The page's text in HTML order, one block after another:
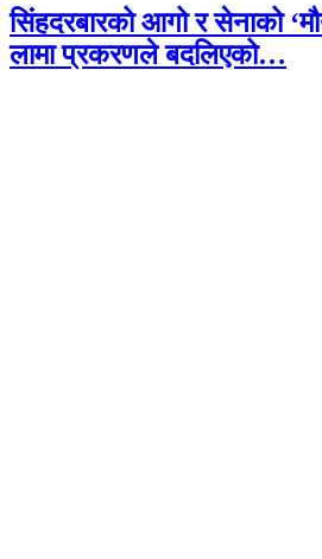
सिंहदरबारको आगो र सेनाको
लामा प्रकरणले बदलिएको…